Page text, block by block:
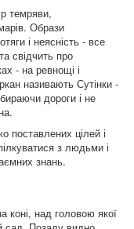
темряви,
Образи
і неясність - все
свідчить про
- на ревнощі і
називають Сутінки -
дороги і не
поставлених цілей і
з людьми і
знань.
коні, над головою якої